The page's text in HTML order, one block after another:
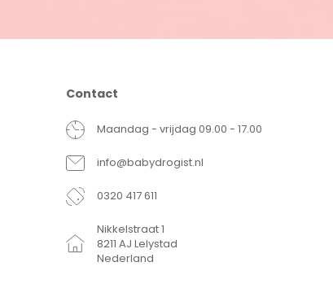
Contact
Maandag - vrijdag 09.00 - 17.00
info@babydrogist.nl
0320 417 611
Nikkelstraat 1
8211 AJ Lelystad
Nederland